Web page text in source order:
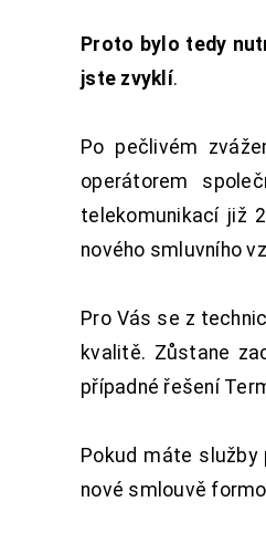
Proto bylo tedy
jste zvyklí.
Po pečlivém
operátorem
telekomunikací již
nového smluvního
Pro Vás se z
kvalitě. Zůstane
případné řešení
Pokud máte služby
nové smlouvě